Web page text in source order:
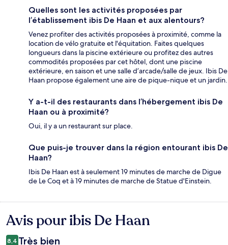
Quelles sont les activités proposées par
l’établissement ibis De Haan et aux alentours?
Venez profiter des activités proposées à proximité, comme la
location de vélo gratuite et l'équitation. Faites quelques
longueurs dans la piscine extérieure ou profitez des autres
commodités proposées par cet hôtel, dont une piscine
extérieure, en saison et une salle d’arcade/salle de jeux. Ibis De
Haan propose également une aire de pique-nique et un jardin.
Y a-t-il des restaurants dans l’hébergement ibis De
Haan ou à proximité?
Oui, il y a un restaurant sur place.
Que puis-je trouver dans la région entourant ibis De
Haan?
Ibis De Haan est à seulement 19 minutes de marche de Digue
de Le Coq et à 19 minutes de marche de Statue d'Einstein.
Avis
Avis pour ibis De Haan
8,4 Très bien